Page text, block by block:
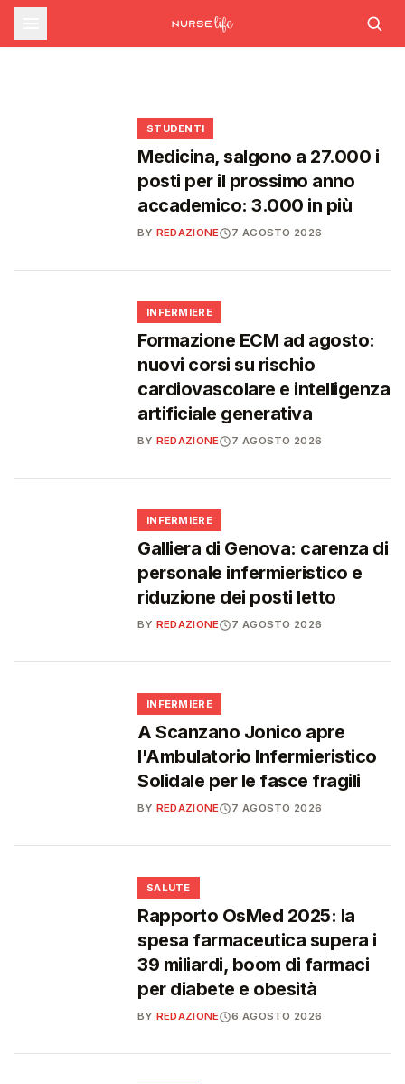
sfide che decideranno il futuro del
Ssn
Decreto PA e sanità: nuovo commissario per
le scorte Covid, liste d'attesa al Siveas e
INFERMIERE
Decreto PA: nuove regole per scorte Covid,
STUDENTI
Medicina, salgono a 27.000 i
posti per il prossimo anno
accademico: 3.000 in più
BY REDAZIONE 7 AGOSTO 2026
INFERMIERE
Formazione ECM ad agosto:
nuovi corsi su rischio
cardiovascolare e intelligenza
artificiale generativa
BY REDAZIONE 7 AGOSTO 2026
INFERMIERE
Galliera di Genova: carenza di
personale infermieristico e
riduzione dei posti letto
BY REDAZIONE 7 AGOSTO 2026
INFERMIERE
A Scanzano Jonico apre
l'Ambulatorio Infermieristico
Solidale per le fasce fragili
BY REDAZIONE 7 AGOSTO 2026
SALUTE
Rapporto OsMed 2025: la
spesa farmaceutica supera i
39 miliardi, boom di farmaci
per diabete e obesità
BY REDAZIONE 6 AGOSTO 2026